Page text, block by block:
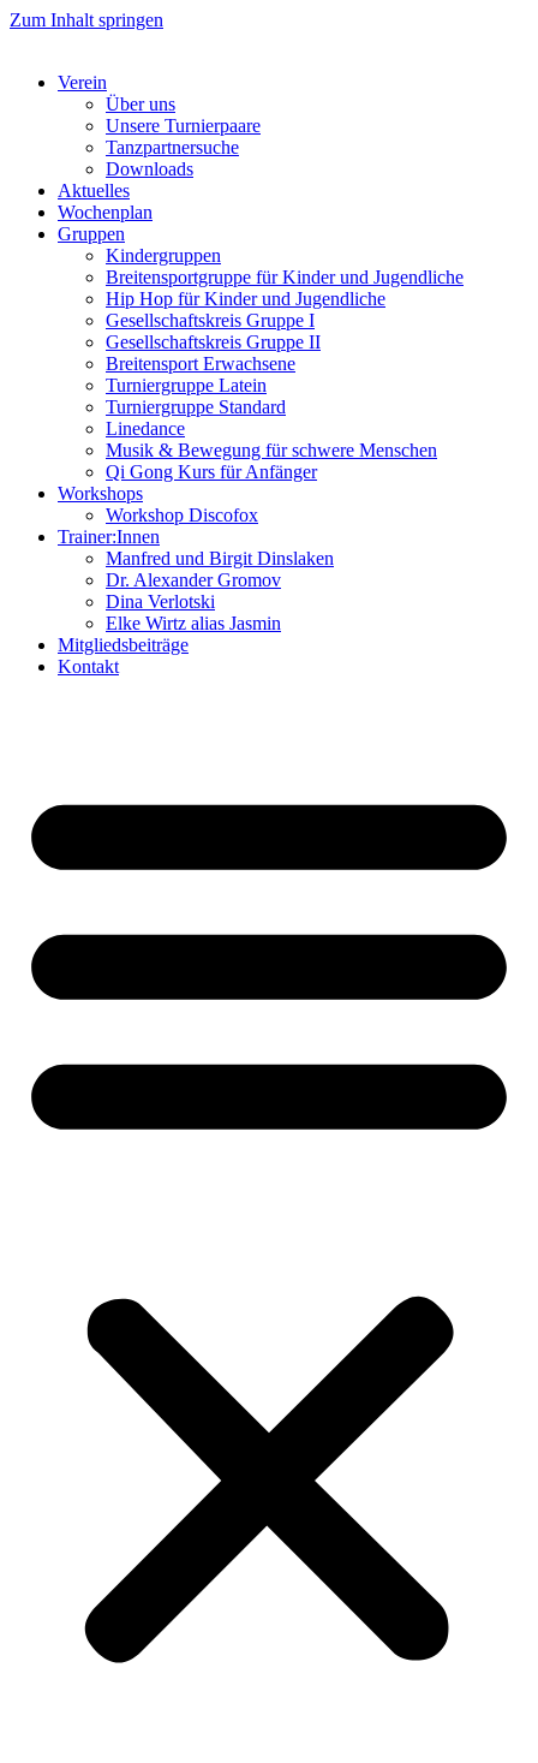
Zum Inhalt springen
Verein
Über uns
Unsere Turnierpaare
Tanzpartnersuche
Downloads
Aktuelles
Wochenplan
Gruppen
Kindergruppen
Breitensportgruppe für Kinder und Jugendliche
Hip Hop für Kinder und Jugendliche​
Gesellschaftskreis Gruppe I
Gesellschaftskreis Gruppe II
Breitensport Erwachsene
Turniergruppe Latein
Turniergruppe Standard
Linedance
Musik & Bewegung für schwere Menschen​
Qi Gong Kurs für Anfänger
Workshops
Workshop Discofox
Trainer:Innen
Manfred und Birgit Dinslaken
Dr. Alexander Gromov
Dina Verlotski
Elke Wirtz alias Jasmin
Mitgliedsbeiträge
Kontakt